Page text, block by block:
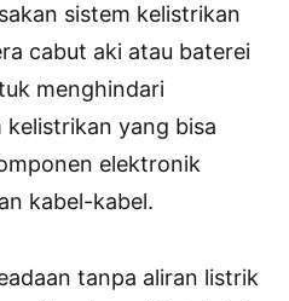
sistem kelistrikan
cabut aki atau baterei
menghindari
yang bisa
elektronik
kabel-kabel.
tanpa aliran listrik